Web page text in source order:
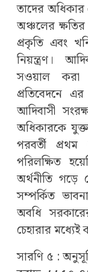
তাদের
অঞ্চলের
প্রকৃতি এবং
নিয়ন্ত্রণ।
সওয়াল করা
প্রতিবেদনে
আদিবাসী
অধিকারকে যুক্ত
পরবর্তী
পরিলক্ষিত
অর্থনীতি গড়ে
সম্পর্কিত
অবধি
চেহারার
সারণি ৫ :